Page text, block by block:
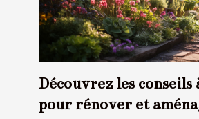
Découvrez les conseils
pour rénover et